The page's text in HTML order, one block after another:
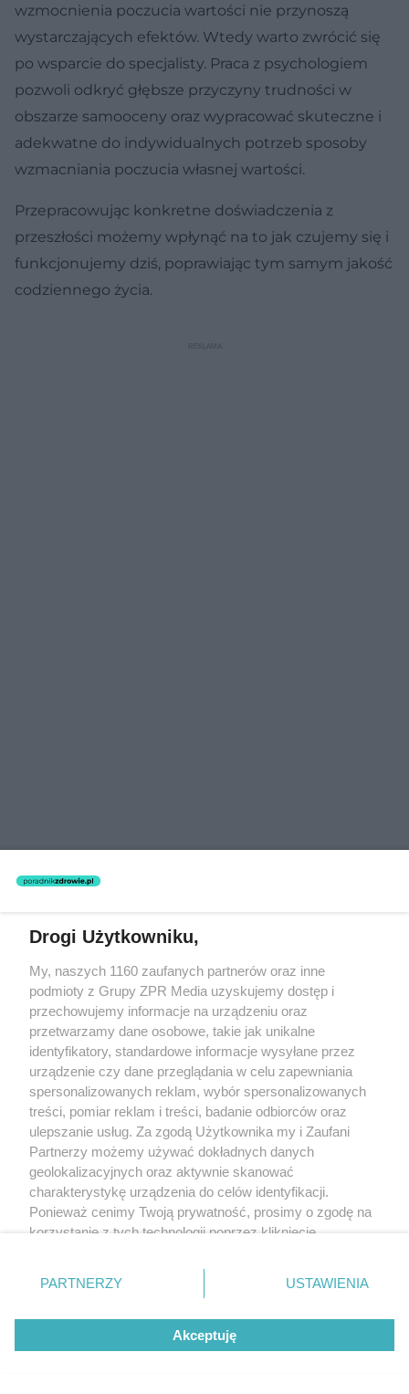
wzmocnienia poczucia wartości nie przynoszą
wystarczających efektów. Wtedy warto zwrócić się
po wsparcie do specjalisty. Praca z psychologiem
pozwoli odkryć głębsze przyczyny trudności w
obszarze samooceny oraz wypracować skuteczne i
adekwatne do indywidualnych potrzeb sposoby
wzmacniania poczucia własnej wartości.
Przepracowując konkretne doświadczenia z
przeszłości możemy wpłynąć na to jak czujemy się i
funkcjonujemy dziś, poprawiając tym samym jakość
codziennego życia.
Warto wiedzieć
Co sprawia, że niektórzy są
świadomi swej wartości?
Na to, jak ukształtowane jest poczucie wartości w
dużej mierze wpływa dzieciństwo i okres
dorastania. Wtedy właśnie buduje się kapitał, z
którym jako dorośli ruszamy w świat. Przekonania
na nasz temat, komunikaty, które dostajemy od
świata zewnętrznego tworzą pewnego rodzaju
filtr, przez który widzimy siebie i otaczającą nas
rzeczywistość. Nie da się oczywiście
okresie samoocena, jednakże należy pamiętać, że
pomyśleć nad tym, czy wybory jakich
Drogi Użytkowniku,
My, naszych 1160 zaufanych partnerów oraz inne
podmioty z Grupy ZPR Media uzyskujemy dostęp i
przechowujemy informacje na urządzeniu oraz
przetwarzamy dane osobowe, takie jak unikalne
identyfikatory, standardowe informacje wysyłane przez
urządzenie czy dane przeglądania w celu zapewniania
spersonalizowanych reklam, wybór spersonalizowanych
treści, pomiar reklam i treści, badanie odbiorców oraz
ulepszanie usług. Za zgodą Użytkownika my i Zaufani
Partnerzy możemy używać dokładnych danych
geolokalizacyjnych oraz aktywnie skanować
charakterystykę urządzenia do celów identyfikacji.
Ponieważ cenimy Twoją prywatność, prosimy o zgodę na
korzystanie z tych technologii poprzez kliknięcie
zmienić/wycofać klikając przycisk ustawień prywatności
znajdujący się w lewym dolnym rogu strony
rodzaje przetwarzania danych nie wymagają zgody
użytkownika, ale masz prawo sprzeciwić się takiemu
przetwarzaniu. Preferencje będą miały zastosowanie tylko
PARTNERZY USTAWIENIA
Akceptuję